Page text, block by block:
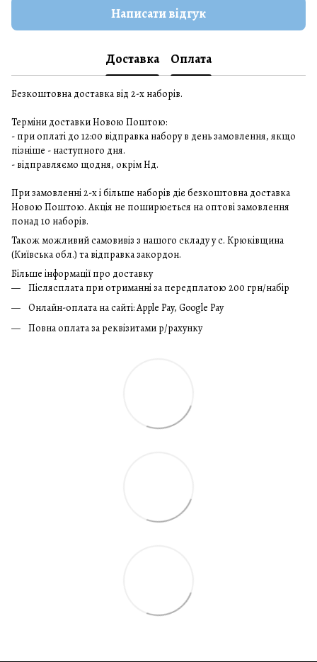
Написати відгук
Доставка Оплата
Безкоштовна доставка від 2-х наборів.
Терміни доставки Новою Поштою:
- при оплаті до 12:00 відправка набору в день замовлення, якщо
пізніше - наступного дня.
- відправляємо щодня, окрім Нд.
При замовленні 2-х і більше наборів діє безкоштовна доставка
Новою Поштою. Акція не поширюється на оптові замовлення
понад 10 наборів.
Також можливий самовивіз з нашого складу у с. Крюківщина
(Київська обл.) та відправка закордон.
Більше інформації про доставку
Післясплата при отриманні за передплатою 200 грн/набір
Онлайн-оплата на сайті: Apple Pay, Google Pay
Повна оплата за реквізитами р/рахунку